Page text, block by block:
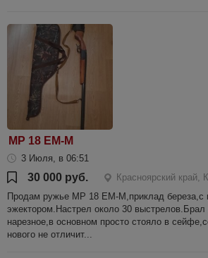
МР 18 ЕМ-М
3 Июля, в 06:51
30 000 руб.
Красноярский край,
Продам ружье МР 18 ЕМ-М,приклад береза,с
эжектором.Настрел около 30 выстрелов.Брал
нарезное,в основном просто стояло в
нового не отличит...